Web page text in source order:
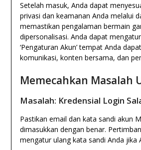
Setelah masuk, Anda dapat
privasi dan keamanan Anda melalui
memastikan pengalaman bermain
dipersonalisasi. Anda dapat
‘Pengaturan Akun’ tempat Anda
komunikasi, konten bersama, dan
Memecahkan Masalah
Masalah: Kredensial Login
Pastikan email dan kata sandi akun
dimasukkan dengan benar.
mengatur ulang kata sandi Anda jika